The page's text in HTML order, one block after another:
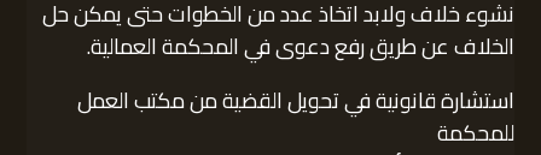
نشوء خلاف ولابد اتخاذ عدد من الخطوات حتى يمكن حل
الخلاف عن طريق رفع دعوى في المحكمة العمالية.
استشارة قانونية في تحويل القضية من مكتب العمل
للمحكمة